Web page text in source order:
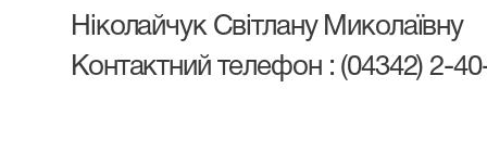
Ніколайчук Світлану Миколаївну
Контактний телефон : (04342) 2-